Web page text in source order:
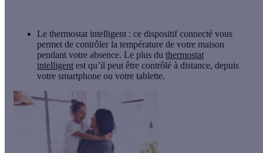
Le thermostat intelligent : ce dispositif connecté vous
permet de contrôler la température de votre maison
pendant votre absence. Le plus du thermostat
intelligent est qu’il peut être contrôlé à distance, depuis
votre smartphone ou votre tablette.